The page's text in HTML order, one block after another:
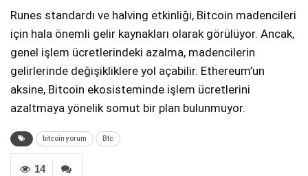
Runes standardı ve halving etkinliği, Bitcoin madencileri
için hala önemli gelir kaynakları olarak görülüyor. Ancak,
genel işlem ücretlerindeki azalma, madencilerin
gelirlerinde değişikliklere yol açabilir. Ethereum’un
aksine, Bitcoin ekosisteminde işlem ücretlerini
azaltmaya yönelik somut bir plan bulunmuyor.
bitcoin yorum Btc
14